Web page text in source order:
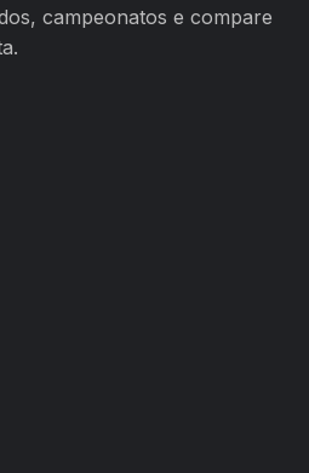
campeonatos e compare